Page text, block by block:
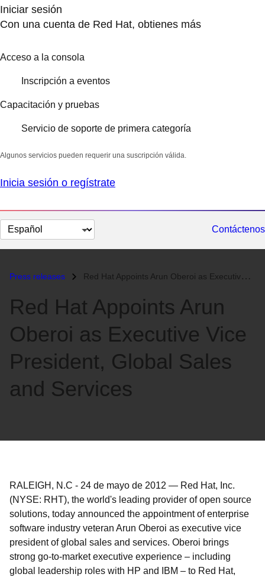
Iniciar sesión
Con una cuenta de Red Hat, obtienes más
Acceso a la consola
Inscripción a eventos
Capacitación y pruebas
Servicio de soporte de primera categoría
Algunos servicios pueden requerir una suscripción válida.
Inicia sesión o regístrate
Cambiar
el
Contáctenos
Press releases Red Hat Appoints Arun Oberoi as Executive Vice President, Global Sales...
Red Hat Appoints Arun
Oberoi as Executive Vice
President, Global Sales
and Services
RALEIGH, N.C - 24 de mayo de 2012 — Red Hat, Inc.
(NYSE: RHT), the world's leading provider of open source
solutions, today announced the appointment of enterprise
software industry veteran Arun Oberoi as executive vice
president of global sales and services. Oberoi brings
strong go-to-market executive experience – including
global leadership roles with HP and IBM – to Red Hat,